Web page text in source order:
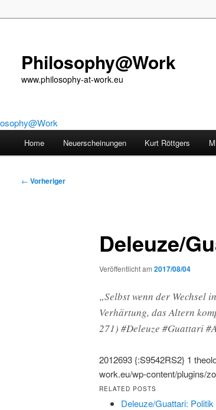
Philosophy@Work
www.philosophy-at-work.eu
Home Neuerscheinungen Kurt Röttgers
Beitragsnavigation
← Vorheriger
Deleuze/
Veröffentlicht am 2017/08/04
„Selbst wenn der Wechsel
Verhärtung, das Altern
271) #Deleuze #Guattari
2012693{:S9542RS2} 1
work.eu/wp-content/plugins/
RELATED POSTS
Deleuze/Guattari: Politik